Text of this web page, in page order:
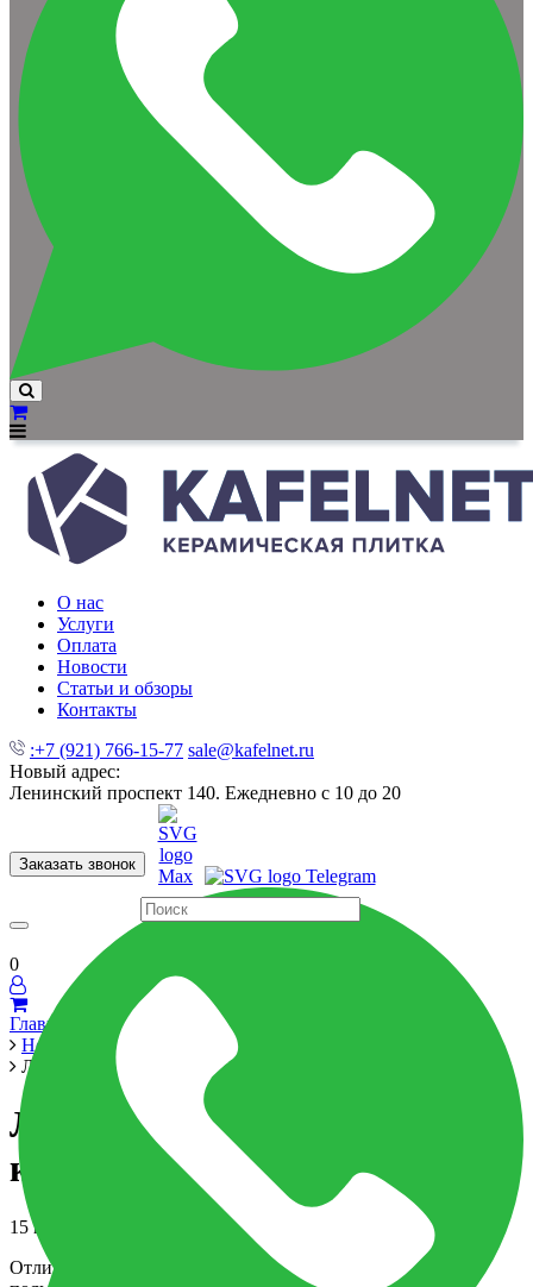
О нас
Услуги
Оплата
Новости
Статьи и обзоры
Контакты
:+7 (921) 766-15-77 sale@kafelnet.ru
Новый адрес:
Ленинский проспект 140. Ежедневно с 10 до 20
Заказать звонок
60x120 60x60 Для ванной Для кухни
0
Главная
Новости
Летние скидки на испанскую керамику
Летние скидки на испанскую
керамику
15 июля 2020
Отличные новости для тех, кто решил провести лето с